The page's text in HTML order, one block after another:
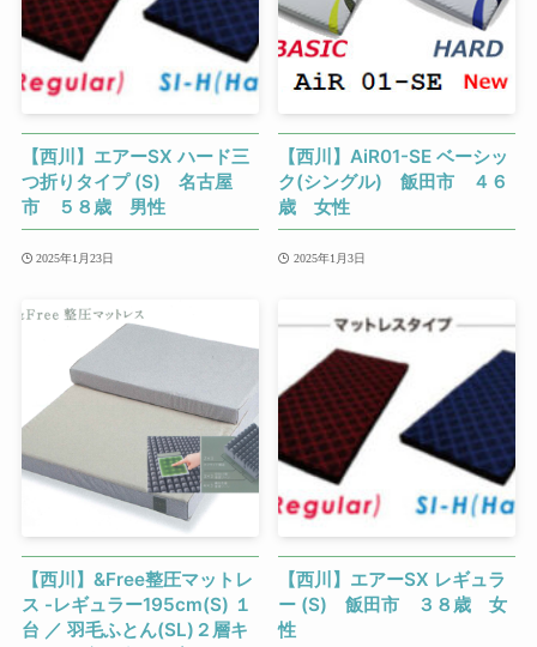
【西川】エアーSX ハード三
つ折りタイプ (S) 名古屋
市 ５８歳 男性
2025年1月23日
【西川】AiR01-SE ベーシッ
ク(シングル) 飯田市 ４６
歳 女性
2025年1月3日
【西川】&Free整圧マットレ
ス -レギュラー195cm(S) １
台 ／ 羽毛ふとん(SL)２層キ
【西川】エアーSX レギュラ
ー (S) 飯田市 ３８歳 女
性